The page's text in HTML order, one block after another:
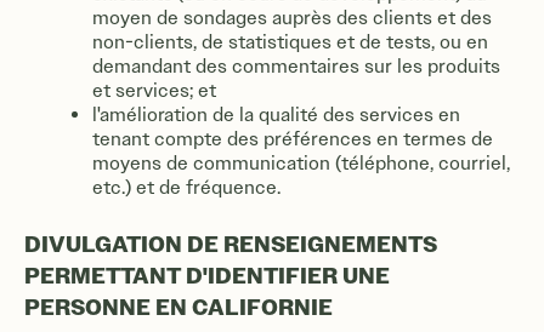
moyen de sondages auprès des clients et des
non-clients, de statistiques et de tests, ou en
demandant des commentaires sur les produits
et services; et
l'amélioration de la qualité des services en
tenant compte des préférences en termes de
moyens de communication (téléphone, courriel,
etc.) et de fréquence.
DIVULGATION DE RENSEIGNEMENTS
PERMETTANT D'IDENTIFIER UNE
PERSONNE EN CALIFORNIE